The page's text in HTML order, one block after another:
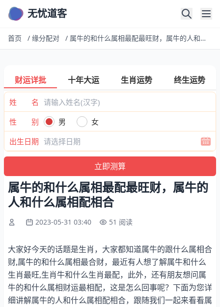
无忧道客
首页 / 缘分配对 / 属牛的和什么属相最配最旺财，属牛的人和什么属相配相合
财运详批 十年大运 生肖运势 终生运势
姓 名
性 别
男
女
出生日期
属牛的和什么属相最配最旺财，属牛的
人和什么属相配相合
2023-05-31 03:40 51 阅读
大家好今天的话题是生肖，大家都知道属牛的跟什么属相合
财,属牛的和什么属相最合财，最近有人想了解属牛和什么
生肖最旺,生肖牛和什么生肖最配，此外，还有朋友想问属
牛的和什么属相财运最相配，这是怎么回事呢？下面为您详
细讲解属牛的人和什么属相配相合，跟随我们一起来看看属